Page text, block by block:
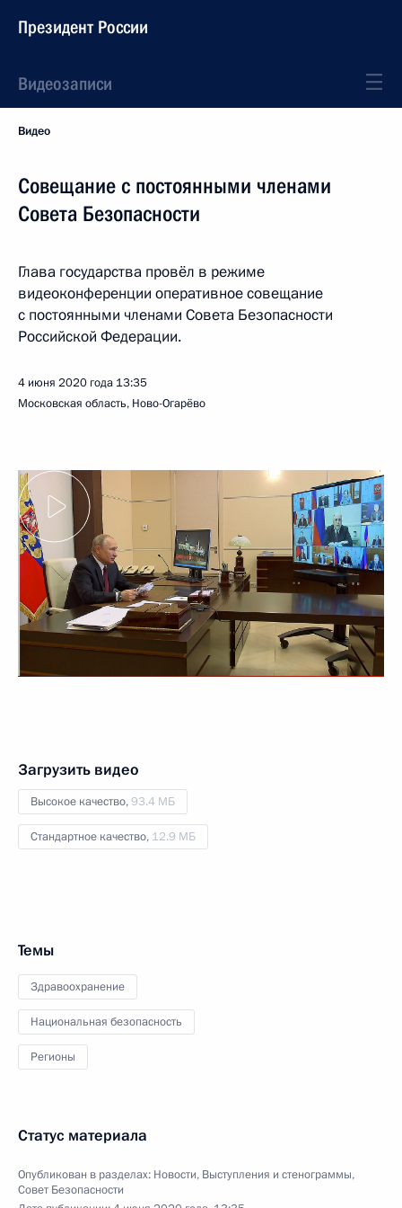
Президент России
Видеозаписи
Видео
Совещание с постоянными членами
Совета Безопасности
Глава государства провёл в режиме
видеоконференции оперативное совещание
с постоянными членами Совета Безопасности
Российской Федерации.
4 июня 2020 года 13:35
Московская область, Ново-Огарёво
Загрузить видео
Высокое качество,93.4 МБ
Стандартное качество, 12.9 МБ
Темы
Здравоохранение
Национальная безопасность
Регионы
Статус материала
Опубликован в разделах: Новости, Выступления и стенограммы,
Совет Безопасности